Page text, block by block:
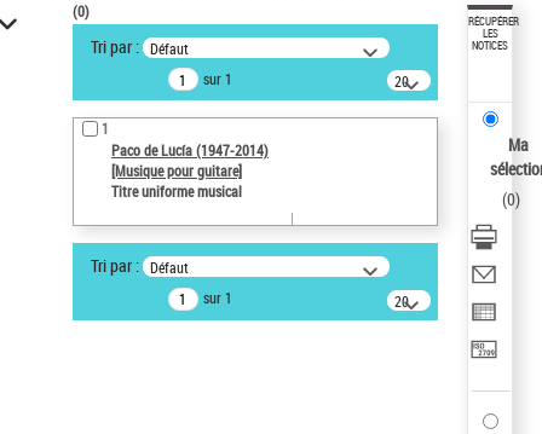
VOTRE RECHERCHE
Recherche avancée dans les
notices d’autorité
Œuvres liées à l'auteur :
Paco de Lucía (1947-2014)
Auteur d’œuvre
ne s'applique pas
Sauvegarder votre recherche
(0)
Tri par : Défaut
sur 1
20
résultats/page
1
Paco de Lucía (1947-2014)
[Musique pour guitare]
Titre uniforme musical
Tri par : Défaut
sur 1
20
résultats/page
RÉCUPÉRER
LES
NOTICES
Ma
(0)